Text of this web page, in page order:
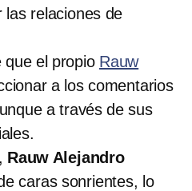
las relaciones de
que el propio Rauw
a los comentarios
a través de sus
Rauw Alejandro
caras sonrientes, lo